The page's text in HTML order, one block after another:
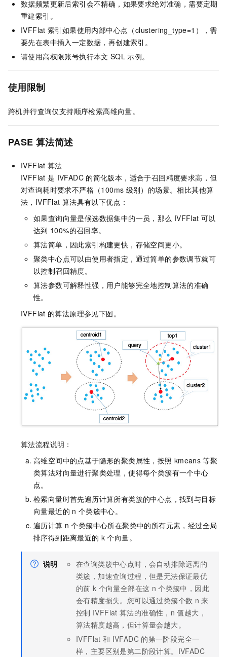
数据频繁更新后索引会不精确，如果要求绝对准确，需要定期
重建索引。
IVFFlat 索引如果使用内部中心点（clustering_type=1），需
要先在表中插入一定数据，再创建索引。
请使用高权限账号执行本文 SQL 示例。
使用限制
跨机并行查询仅支持顺序检索高维向量。
PASE 算法简述
IVFFlat 算法
IVFFlat 是 IVFADC 的简化版本，适合于召回精度要求高，但
对查询耗时要求不严格（100ms 级别）的场景。相比其他算
法，IVFFlat 算法具有以下优点：
如果查询向量是候选数据集中的一员，那么 IVFFlat 可以
达到 100%的召回率。
算法简单，因此索引构建更快，存储空间更小。
聚类中心点可以由使用者指定，通过简单的参数调节就可
以控制召回精度。
算法参数可解释性强，用户能够完全地控制算法的准确
性。
IVFFlat 的算法原理参见下图。
算法流程说明：
高维空间中的点基于隐形的聚类属性，按照 kmeans 等聚
类算法对向量进行聚类处理，使得每个类簇有一个中心
点。
检索向量时首先遍历计算所有类簇的中心点，找到与目标
向量最近的 n 个类簇中心。
遍历计算 n 个类簇中心所在聚类中的所有元素，经过全局
排序得到距离最近的 k 个向量。
说明
在查询类簇中心点时，会自动排除远离的
类簇，加速查询过程，但是无法保证最优
的前 k 个向量全部在这 n 个类簇中，因此
会有精度损失。您可以通过类簇个数 n 来
控制 IVFFlat 算法的准确性，n 值越大，
算法精度越高，但计算量会越大。
IVFFlat 和 IVFADC 的第一阶段完全一
样，主要区别是第二阶段计算。IVFADC